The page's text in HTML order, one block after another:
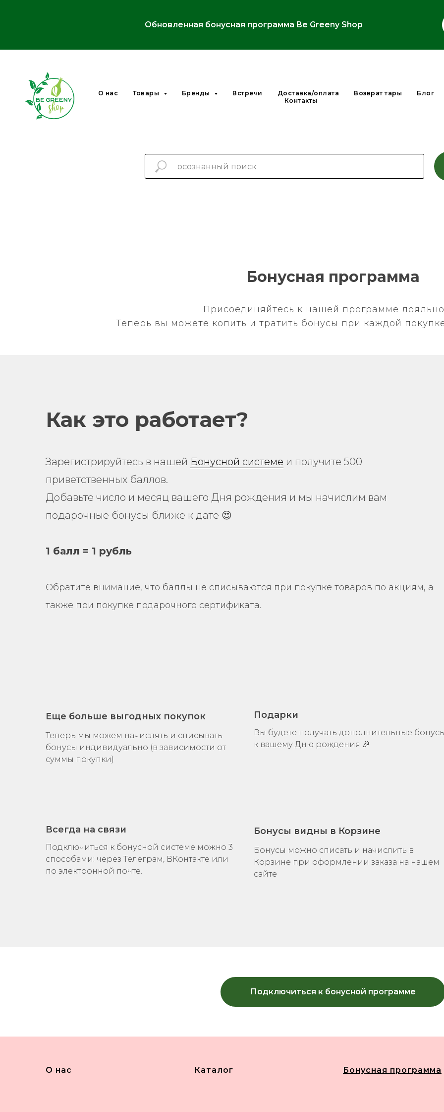
Обновленная бонусная программа Be Greeny Shop
О нас Товары Бренды Встречи Доставка/оплата Возврат тары
Блог
Контакты
Бонусная программа
Присоединяйтесь к нашей программе
Теперь вы можете копить и тратить бонусы при каждой
Как это работает?
Зарегистрируйтесь в нашей Бонусной системе и получите 500
приветственных баллов.
Добавьте число и месяц вашего Дня рождения и мы начислим вам
подарочные бонусы ближе к дате 😍
1 балл = 1 рубль
Обратите внимание, что баллы не списываются при покупке товаров по акциям, а
также при покупке подарочного сертификата.
Еще больше выгодных покупок
Теперь мы можем начислять и списывать
бонусы индивидуально (в зависимости от
суммы покупки)
Подарки
Вы будете получать дополнительные
к вашему Дню рождения 🎉
Всегда на связи
Подключиться к бонусной системе можно 3
способами: через Телеграм, ВКонтакте или
по электронной почте.
Бонусы видны в Корзине
Бонусы можно списать и начислить в
Корзине при оформлении заказа на нашем
сайте
Подключиться к бонусной программе
О нас Каталог Бонусная программа